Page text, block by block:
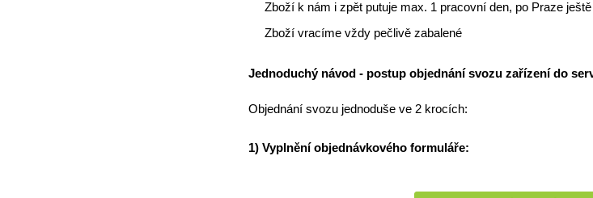
Zboží k nám i zpět putuje max. 1 pracovní den, po Praze
Zboží vracíme vždy pečlivě zabalené
Jednoduchý návod - postup objednání svozu zařízení do
Objednání svozu jednoduše ve 2 krocích:
1) Vyplnění objednávkového formuláře: